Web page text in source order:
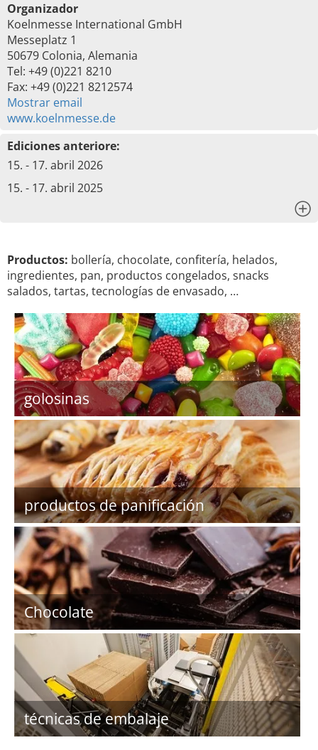
Organizador
Koelnmesse International GmbH
Messeplatz 1
50679 Colonia, Alemania
Tel: +49 (0)221 8210
Fax: +49 (0)221 8212574
Mostrar email
www.koelnmesse.de
Ediciones anteriore:
15. - 17. abril 2026
15. - 17. abril 2025
Productos: bollería, chocolate, confitería, helados,
ingredientes, pan, productos congelados, snacks
salados, tartas, tecnologías de envasado, …
golosinas
productos de panificación
Chocolate
técnicas de embalaje